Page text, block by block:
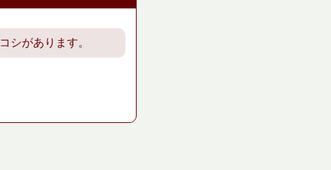
シがあります。